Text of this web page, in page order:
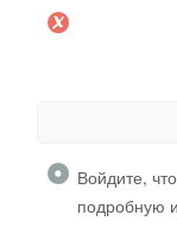
Войдите,
подробную